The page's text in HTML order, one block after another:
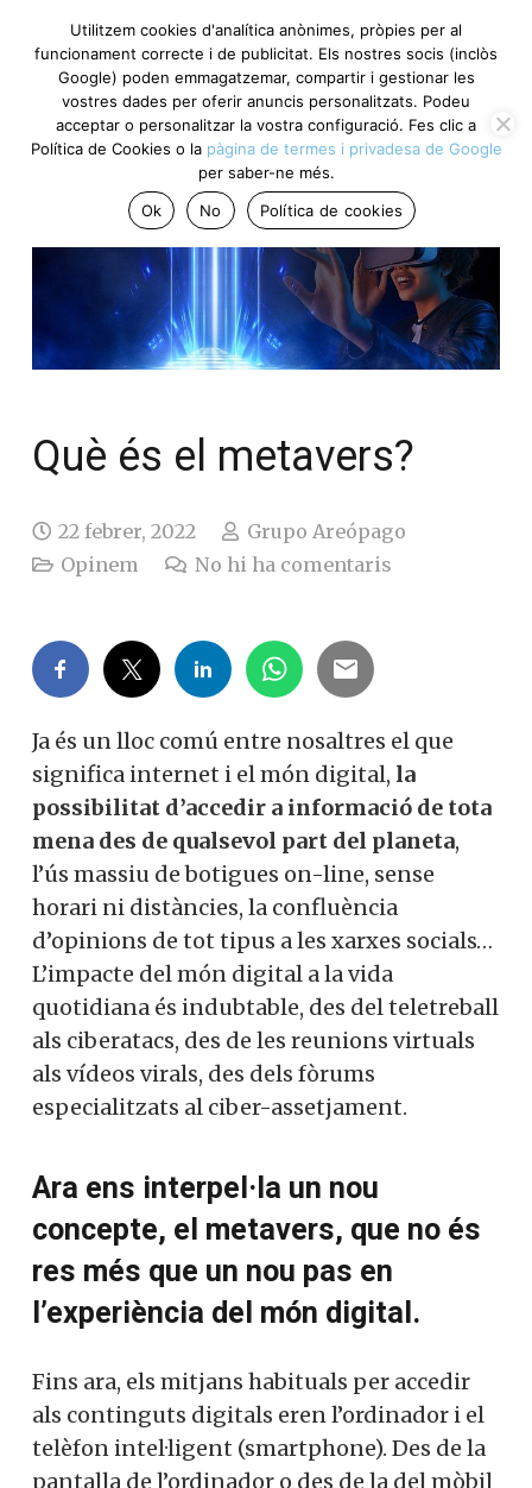
Què és el metavers?
22 febrer, 2022
Grupo Areópago
Opinem
No hi ha comentaris
Ja és un lloc comú entre nosaltres el que
significa internet i el món digital, la
possibilitat d’accedir a informació de tota
mena des de qualsevol part del planeta,
l’ús massiu de botigues on-line, sense
horari ni distàncies, la confluència
d’opinions de tot tipus a les xarxes socials…
L’impacte del món digital a la vida
quotidiana és indubtable, des del teletreball
als ciberatacs, des de les reunions virtuals
als vídeos virals, des dels fòrums
especialitzats al ciber-assetjament.
Ara ens interpel·la un nou
concepte, el metavers, que no és
res més que un nou pas en
l’experiència del món digital.
Fins ara, els mitjans habituals per accedir
als continguts digitals eren l’ordinador i el
telèfon intel·ligent (smartphone). Des de la
pantalla de l’ordinador o des de la del mòbil
Utilitzem cookies d'analítica anònimes, pròpies per al
funcionament correcte i de publicitat. Els nostres socis (inclòs
Google) poden emmagatzemar, compartir i gestionar les
vostres dades per oferir anuncis personalitzats. Podeu
acceptar o personalitzar la vostra configuració. Fes clic a
Política de Cookies o la pàgina de termes i privadesa de Google
per saber-ne més.
Ok
No Política de cookies